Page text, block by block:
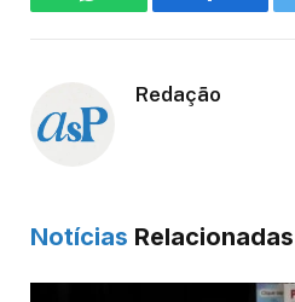
WhatsApp Facebook
Redação
Notícias Relacionadas